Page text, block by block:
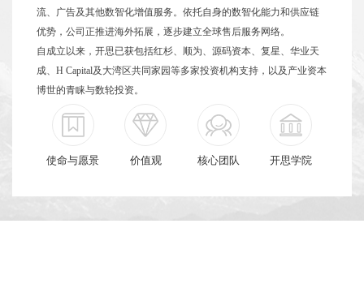
流、广告及其他数智化增值服务。依托自身的数智化能力和供应链
优势，公司正推进海外拓展，逐步建立全球售后服务网络。
自成立以来，开思已获包括红杉、顺为、源码资本、复星、华业天
成、H Capital及大湾区共同家园等多家投资机构支持，以及产业资本
博世的青睐与数轮投资。
使命与愿景 价值观 核心团队 开思学院